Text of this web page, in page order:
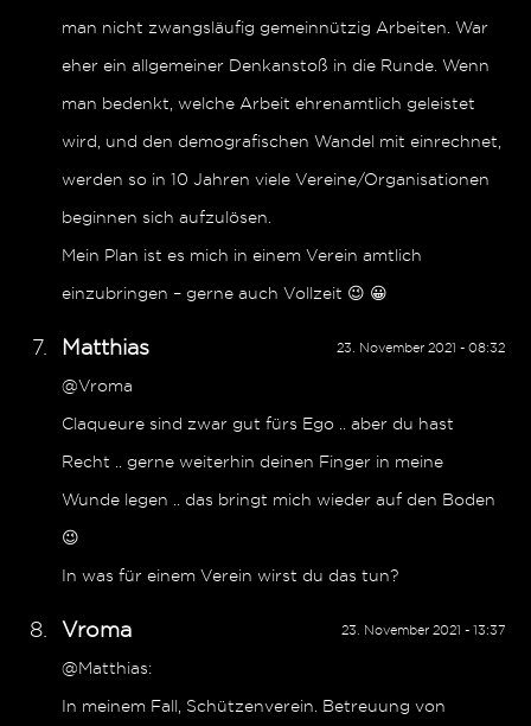
man nicht zwangsläufig gemeinnützig Arbeiten. War
eher ein allgemeiner Denkanstoß in die Runde. Wenn
man bedenkt, welche Arbeit ehrenamtlich geleistet
wird, und den demografischen Wandel mit einrechnet,
werden so in 10 Jahren viele Vereine/Organisationen
beginnen sich aufzulösen.
Mein Plan ist es mich in einem Verein amtlich
einzubringen – gerne auch Vollzeit 😉 😀
23. November 2021 - 08:32
Matthias
@Vroma
Claqueure sind zwar gut fürs Ego .. aber du hast
Recht .. gerne weiterhin deinen Finger in meine
Wunde legen .. das bringt mich wieder auf den Boden
😉
In was für einem Verein wirst du das tun?
23. November 2021 - 13:37
Vroma
@Matthias:
In meinem Fall, Schützenverein. Betreuung von